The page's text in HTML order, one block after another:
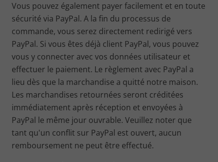
Vous pouvez également payer facilement et en toute
sécurité via PayPal. A la fin du processus de
commande, vous serez directement redirigé vers
PayPal. Si vous êtes déjà client PayPal, vous pouvez
vous y connecter avec vos données utilisateur et
effectuer le paiement. Le règlement avec PayPal a
lieu dès que la marchandise a quitté notre maison.
Les marchandises retournées seront créditées
immédiatement après réception et envoyées à
PayPal le même jour ouvrable. Veuillez noter que
tant qu'un conflit sur PayPal est ouvert, aucun
remboursement ne peut être effectué.